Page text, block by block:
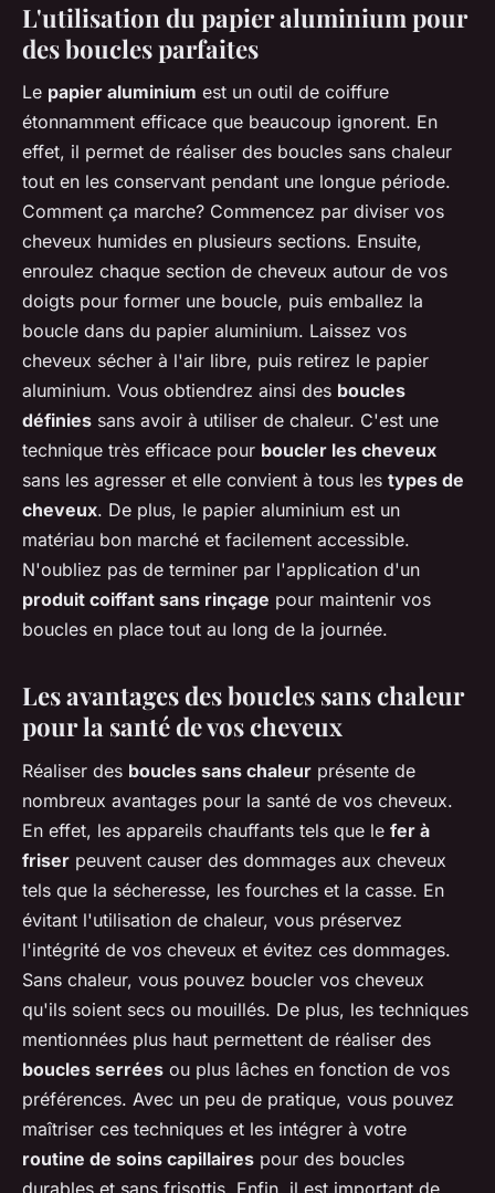
L'utilisation du papier aluminium pour
des boucles parfaites
Le papier aluminium est un outil de coiffure
étonnamment efficace que beaucoup ignorent. En
effet, il permet de réaliser des boucles sans chaleur
tout en les conservant pendant une longue période.
Comment ça marche? Commencez par diviser vos
cheveux humides en plusieurs sections. Ensuite,
enroulez chaque section de cheveux autour de vos
doigts pour former une boucle, puis emballez la
boucle dans du papier aluminium. Laissez vos
cheveux sécher à l'air libre, puis retirez le papier
aluminium. Vous obtiendrez ainsi des boucles
définies sans avoir à utiliser de chaleur. C'est une
technique très efficace pour boucler les cheveux
sans les agresser et elle convient à tous les types de
cheveux. De plus, le papier aluminium est un
matériau bon marché et facilement accessible.
N'oubliez pas de terminer par l'application d'un
produit coiffant sans rinçage pour maintenir vos
boucles en place tout au long de la journée.
Les avantages des boucles sans chaleur
pour la santé de vos cheveux
Réaliser des boucles sans chaleur présente de
nombreux avantages pour la santé de vos cheveux.
En effet, les appareils chauffants tels que le fer à
friser peuvent causer des dommages aux cheveux
tels que la sécheresse, les fourches et la casse. En
évitant l'utilisation de chaleur, vous préservez
l'intégrité de vos cheveux et évitez ces dommages.
Sans chaleur, vous pouvez boucler vos cheveux
qu'ils soient secs ou mouillés. De plus, les techniques
mentionnées plus haut permettent de réaliser des
boucles serrées ou plus lâches en fonction de vos
préférences. Avec un peu de pratique, vous pouvez
maîtriser ces techniques et les intégrer à votre
routine de soins capillaires pour des boucles